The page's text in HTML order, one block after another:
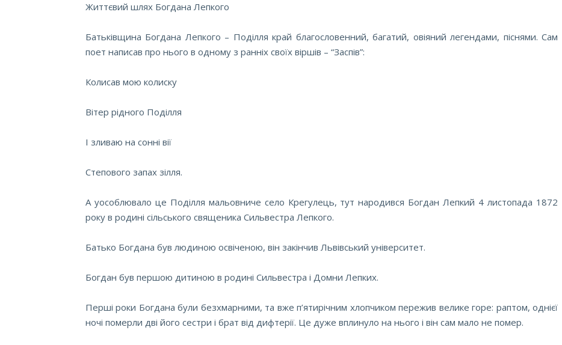
Життєвий шлях Богдана Лепкого
Батьківщина Богдана Лепкого – Поділля край благословенний, багатий, овіяний легендами, піснями. Сам
поет написав про нього в одному з ранніх своїх віршів – “Заспів”:
Колисав мою колиску
Вітер рідного Поділля
І зливаю на сонні вії
Степового запах зілля.
А уособлювало це Поділля мальовниче село Крегулець, тут народився Богдан Лепкий 4 листопада 1872
року в родині сільського священика Сильвестра Лепкого.
Батько Богдана був людиною освіченою, він закінчив Львівський університет.
Богдан був першою дитиною в родині Сильвестра і Домни Лепких.
Перші роки Богдана були безхмарними, та вже п’ятирічним хлопчиком пережив велике горе: раптом, однієї
ночі померли дві його сестри і брат від дифтерії. Це дуже вплинуло на нього і він сам мало не помер.